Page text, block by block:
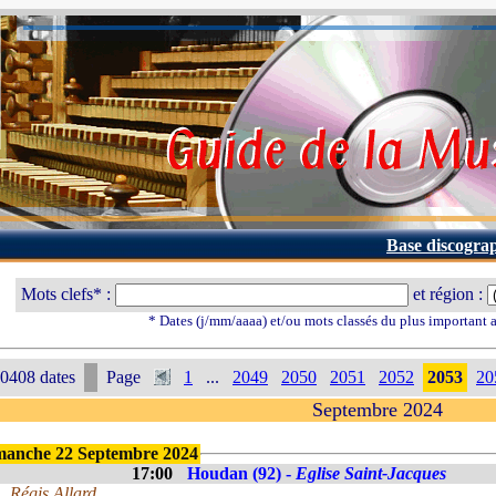
Base
Mots clefs* : et région :
* Dates (j/mm/aaaa) et/ou mots classés du plus important
dates Page 1 ... 2049 2050 2051 2052 2053
Septembre 2024
22 Septembre 2024
17:00
Houdan (92) - Eglise Saint-Jacques